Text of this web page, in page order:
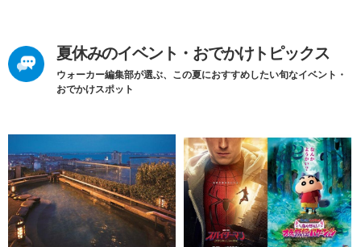
夏休みのイベント・おでかけトピックス
ウォーカー編集部が選ぶ、この夏におすすめしたい旬なイベント・
おでかけスポット